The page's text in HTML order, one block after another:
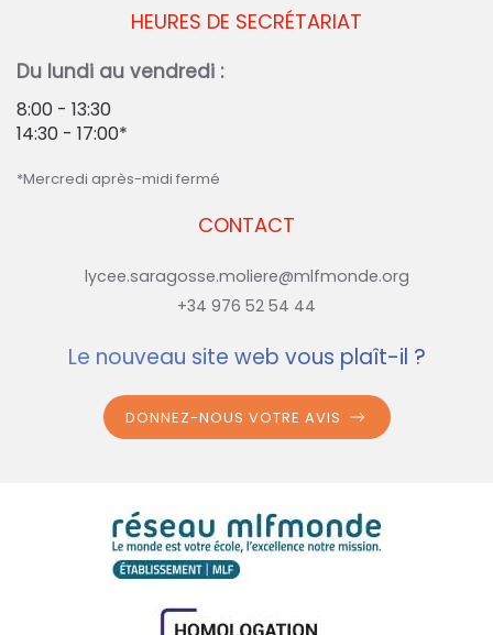
CONTACT
lycee.saragosse.moliere@mlfmonde.org
+34 976 52 54 44
HEURES DE SECRÉTARIAT
Du lundi au vendredi :
8:00 - 13:30
14:30 - 17:00*
*Mercredi après-midi fermé
Le nouveau site web vous plaît-il ?
DONNEZ-NOUS VOTRE AVIS